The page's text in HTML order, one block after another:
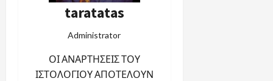
taratatas
Administrator
ΟΙ ΑΝΑΡΤΗΣΕΙΣ ΤΟΥ
ΙΣΤΟΛΟΓΙΟΥ ΑΠΟΤΕΛΟΥΝ